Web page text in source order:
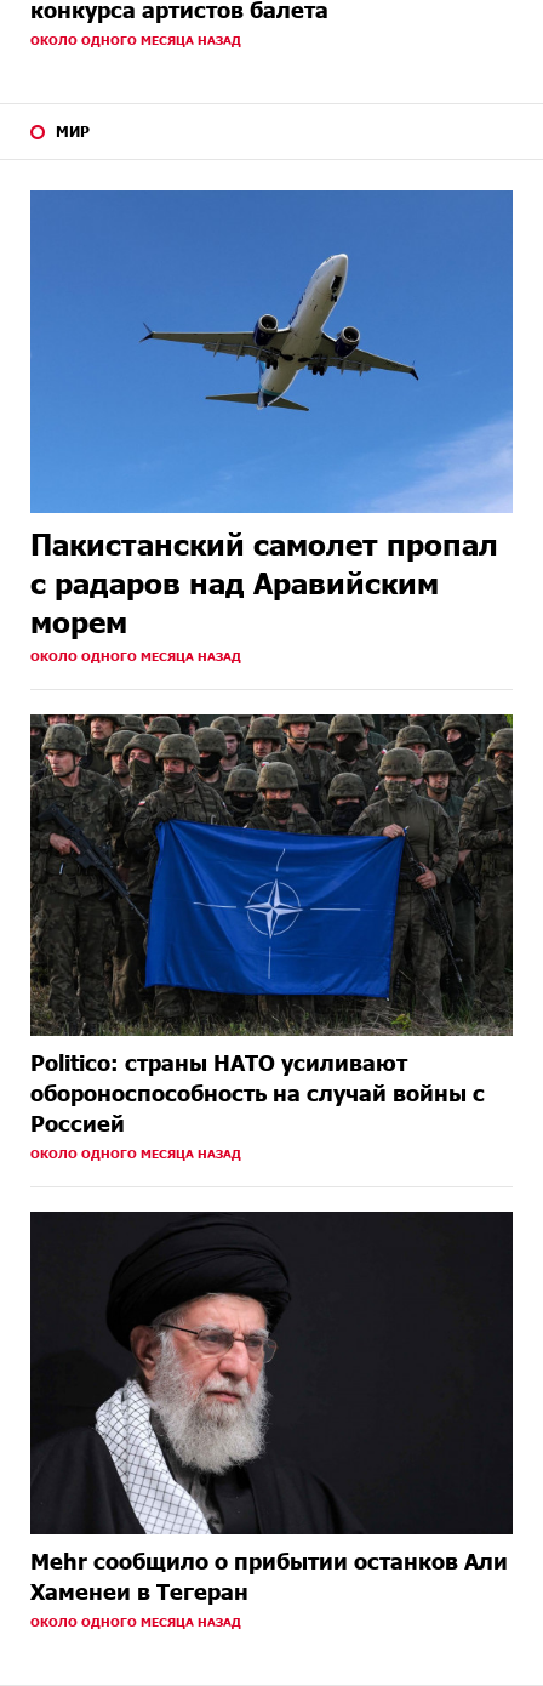
конкурса артистов балета
ОКОЛО ОДНОГО МЕСЯЦА НАЗАД
МИР
Пакистанский самолет пропал
с радаров над Аравийским
морем
ОКОЛО ОДНОГО МЕСЯЦА НАЗАД
Politico: страны НАТО усиливают
обороноспособность на случай войны с
Россией
ОКОЛО ОДНОГО МЕСЯЦА НАЗАД
Mehr сообщило о прибытии останков Али
Хаменеи в Тегеран
ОКОЛО ОДНОГО МЕСЯЦА НАЗАД